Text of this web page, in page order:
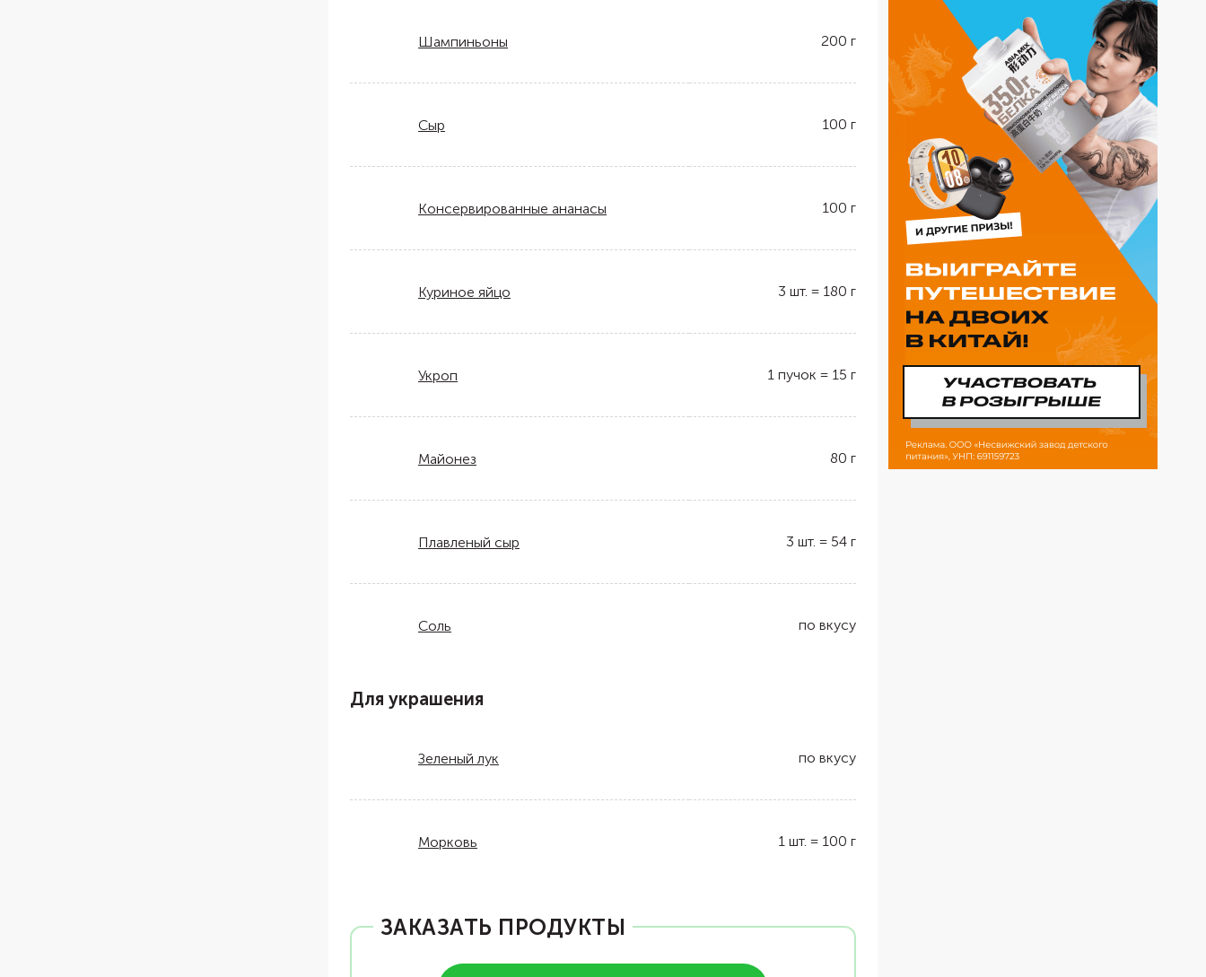
Шампиньоны 200 г
Сыр 100 г
Консервированные ананасы 100 г
Куриное яйцо 3 шт. = 180 г
Укроп 1 пучок = 15 г
Майонез 80 г
Плавленый сыр 3 шт. = 54 г
Соль по вкусу
Для украшения
Зеленый лук по вкусу
Морковь 1 шт. = 100 г
ЗАКАЗАТЬ ПРОДУКТЫ